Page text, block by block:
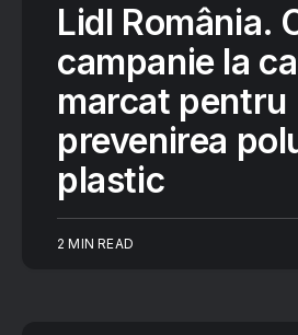
Lidl România.
campanie la
marcat pentru
prevenirea
plastic
2 MIN READ